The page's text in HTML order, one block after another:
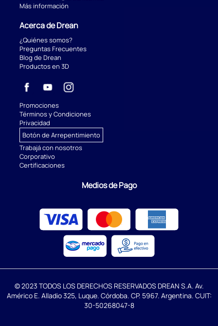
Más información
Acerca de Drean
¿Quiénes somos?
Preguntas Frecuentes
Blog de Drean
Productos en 3D
Promociones
Términos y Condiciones
Privacidad
Botón de Arrepentimiento
Trabajá con nosotros
Corporativo
Certificaciones
Medios de Pago
© 2023 TODOS LOS DERECHOS RESERVADOS DREAN S.A. Av.
Américo E. Alladio 325, Luque. Córdoba. CP. 5967. Argentina. CUIT:
30-50268047-8